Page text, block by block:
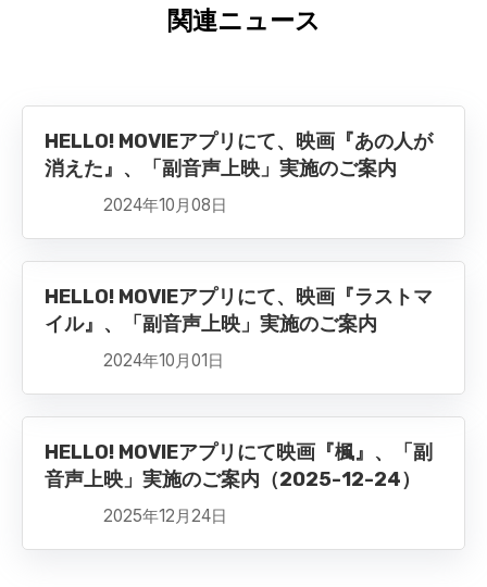
関連ニュース
HELLO! MOVIEアプリにて、映画『あの人が
消えた』、「副音声上映」実施のご案内
2024年10月08日
HELLO! MOVIEアプリにて、映画『ラストマ
イル』、「副音声上映」実施のご案内
2024年10月01日
HELLO! MOVIEアプリにて映画『楓』、「副
音声上映」実施のご案内（2025-12-24）
2025年12月24日